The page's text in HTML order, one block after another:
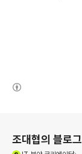
조대협의 블로그